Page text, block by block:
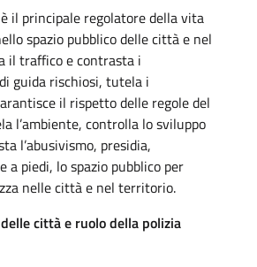
il principale regolatore della vita
spazio pubblico delle città e nel
il traffico e contrasta i
guida rischiosi, tutela i
il rispetto delle regole del
l’ambiente, controlla lo sviluppo
l’abusivismo, presidia,
a piedi, lo spazio pubblico per
nelle città e nel territorio.
città e ruolo della polizia